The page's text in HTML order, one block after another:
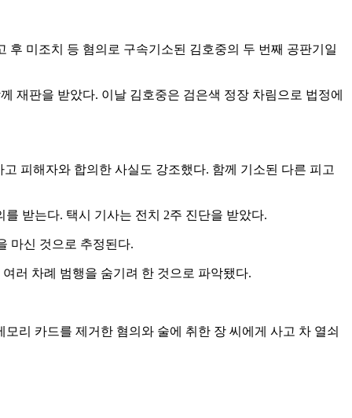
후 미조치 등 혐의로 구속기소된 김호중의 두 번째 공판기일
재판을 받았다. 이날 김호중은 검은색 정장 차림으로 법정에
피해자와 합의한 사실도 강조했다. 함께 기소된 다른 피고
받는다. 택시 기사는 전치 2주 진단을 받았다.
마신 것으로 추정된다.
러 차례 범행을 숨기려 한 것으로 파악됐다.
리 카드를 제거한 혐의와 술에 취한 장 씨에게 사고 차 열쇠